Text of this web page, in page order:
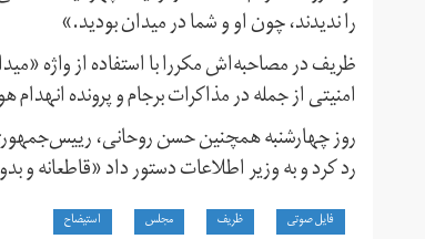
را ندیدند، چون او و شما در میدان بودید.»
ظریف در مصاحبه‌اش مکررا با استفاده از واژه
امنیتی از جمله در مذاکرات برجام و پرونده
روز چهارشنبه همچنین حسن روحانی،
رد کرد و به وزیر اطلاعات دستور داد «قاطعانه و
فایل صوتی ظریف مجلس استیضاح